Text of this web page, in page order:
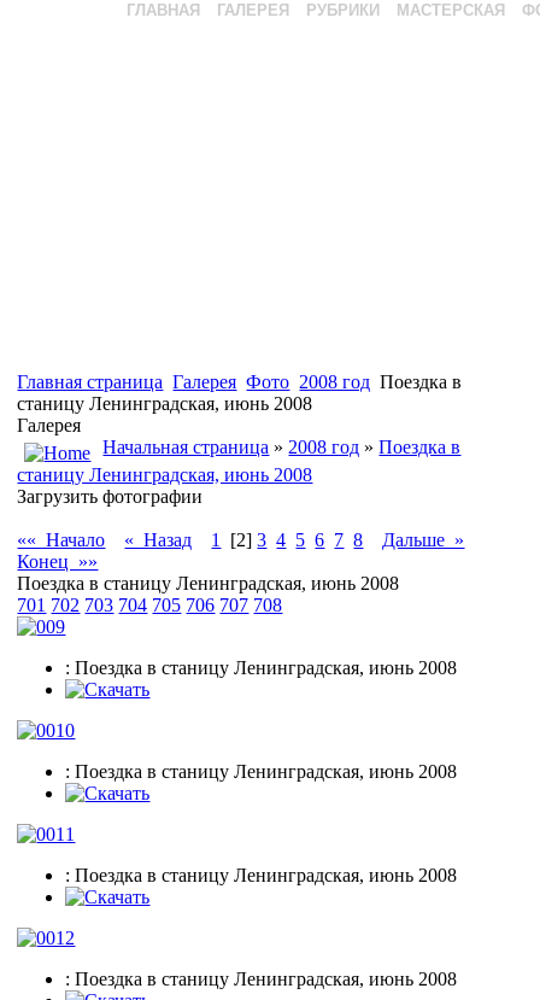
ГЛАВНАЯ ГАЛЕРЕЯ РУБРИКИ МАСТЕРСКАЯ
Главная страница Галерея Фото 2008 год Поездка в
станицу Ленинградская, июнь 2008
Галерея
Начальная страница » 2008 год »Поездка в
станицу Ленинградская, июнь 2008
Загрузить фотографии
«« Начало « Назад 1 [2] 3 4 5 6 7 8
Дальше »
Конец »»
Поездка в станицу Ленинградская, июнь 2008
701 702 703 704 705 706 707 708
: Поездка в станицу Ленинградская, июнь 2008
: Поездка в станицу Ленинградская, июнь 2008
: Поездка в станицу Ленинградская, июнь 2008
: Поездка в станицу Ленинградская, июнь 2008